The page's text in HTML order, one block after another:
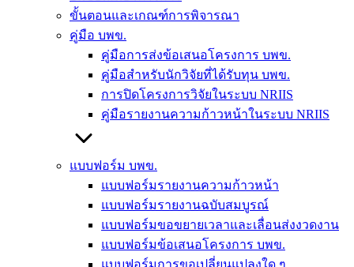
ขั้นตอนและเกณฑ์การพิจารณา
คู่มือ บพข.
คู่มือการส่งข้อเสนอโครงการ บพข.
คู่มือสำหรับนักวิจัยที่ได้รับทุน บพข.
การปิดโครงการวิจัยในระบบ NRIIS
คู่มือรายงานความก้าวหน้าในระบบ NRIIS
แบบฟอร์ม บพข.
แบบฟอร์มรายงานความก้าวหน้า
แบบฟอร์มรายงานฉบับสมบูรณ์
แบบฟอร์มขอขยายเวลาและเลื่อนส่งงวดงาน
แบบฟอร์มข้อเสนอโครงการ บพข.
แบบฟอร์มการขอเปลี่ยนแปลงใด ๆ